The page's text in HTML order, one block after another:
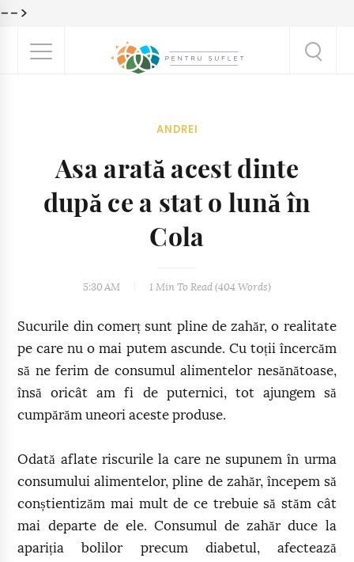
-->
ANDREI
Asa arată acest dinte
după ce a stat o lună în
Cola
5:30 AM 1 Min To Read (404 Words)
Sucurile din comerț sunt pline de zahăr, o realitate
pe care nu o mai putem ascunde. Cu toții încercăm
să ne ferim de consumul alimentelor nesănătoase,
însă oricât am fi de puternici, tot ajungem să
cumpărăm uneori aceste produse.
Odată aflate riscurile la care ne supunem în urma
consumului alimentelor, pline de zahăr, începem să
conștientizăm mai mult de ce trebuie să stăm cât
mai departe de ele. Consumul de zahăr duce la
apariția bolilor precum diabetul, afectează